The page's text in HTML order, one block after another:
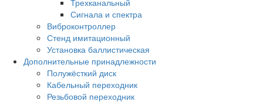
Трехканальный
Сигнала и спектра
Виброконтроллер
Стенд имитационный
Установка баллистическая
Дополнительные принадлежности
Полужёсткий диск
Кабельный переходник
Резьбовой переходник